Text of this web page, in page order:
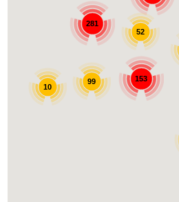
281
153
99
52
10